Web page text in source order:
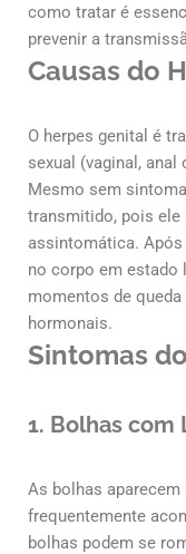
como tratar é
prevenir a
Causas do
O herpes genital é
sexual (vaginal,
Mesmo sem
transmitido, pois ele
assintomática.
no corpo em estado
momentos de
hormonais.
Sintomas
1. Bolhas com
As bolhas aparecem
frequentemente
bolhas podem se